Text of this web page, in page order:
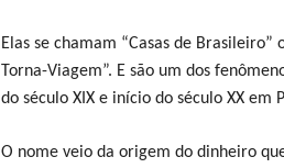
Elas se chamam “Casas de
Torna-Viagem”. E são um dos
do século XIX e início do século XX em
O nome veio da origem do dinheiro